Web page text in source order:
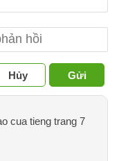
Hủy
Gửi
cua tieng trang 7